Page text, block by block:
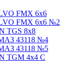
FMX 6x6
FMX 6x6 №2
8х8
43118 №4
43118 №5
4х4 С